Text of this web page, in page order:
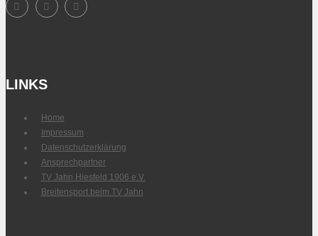
LINKS
Home
Impressum
Datenschutz­erklärung
Ansprechpartner
TV Jahn Hiesfeld 1906 e.V.
Breitensport beim TV Jahn